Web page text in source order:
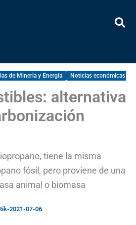
de Minería y Energía Noticias económicas
alternativa
tiene la misma
fósil, pero proviene de una
animal o biomasa
-2021-07-06